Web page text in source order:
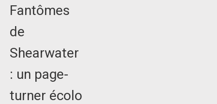
Fantômes
de
Shearwater
: un page-
turner écolo